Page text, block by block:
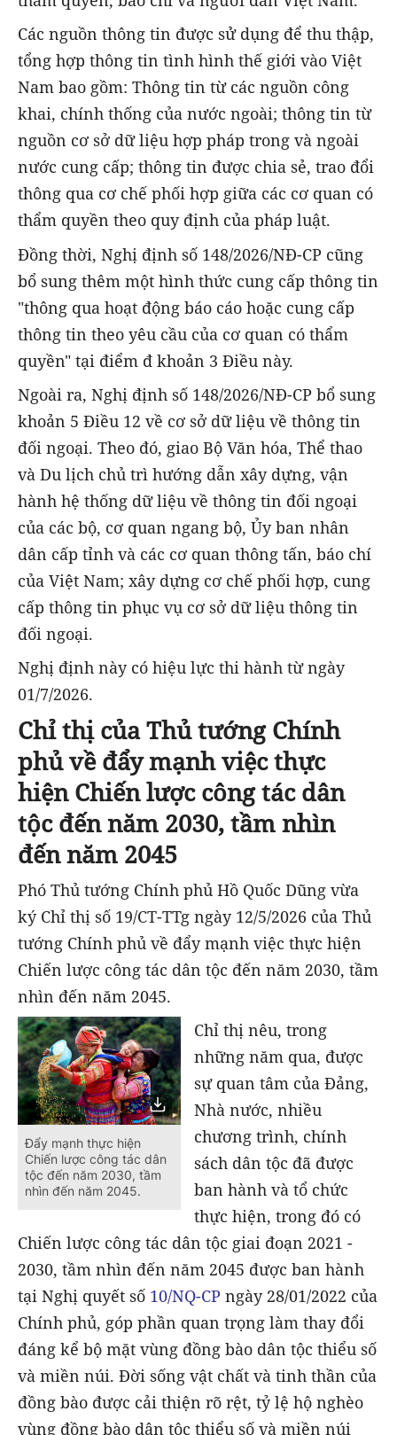
Các nguồn thông tin được sử dụng để thu thập,
tổng hợp thông tin tình hình thế giới vào Việt
Nam bao gồm: Thông tin từ các nguồn công
khai, chính thống của nước ngoài; thông tin từ
nguồn cơ sở dữ liệu hợp pháp trong và ngoài
nước cung cấp; thông tin được chia sẻ, trao đổi
thông qua cơ chế phối hợp giữa các cơ quan có
thẩm quyền theo quy định của pháp luật.
Đồng thời, Nghị định số 148/2026/NĐ-CP cũng
bổ sung thêm một hình thức cung cấp thông tin
"thông qua hoạt động báo cáo hoặc cung cấp
thông tin theo yêu cầu của cơ quan có thẩm
quyền" tại điểm đ khoản 3 Điều này.
Ngoài ra, Nghị định số 148/2026/NĐ-CP bổ sung
khoản 5 Điều 12 về cơ sở dữ liệu về thông tin
đối ngoại. Theo đó, giao Bộ Văn hóa, Thể thao
và Du lịch chủ trì hướng dẫn xây dựng, vận
hành hệ thống dữ liệu về thông tin đối ngoại
của các bộ, cơ quan ngang bộ, Ủy ban nhân
dân cấp tỉnh và các cơ quan thông tấn, báo chí
của Việt Nam; xây dựng cơ chế phối hợp, cung
cấp thông tin phục vụ cơ sở dữ liệu thông tin
đối ngoại.
Nghị định này có hiệu lực thi hành từ ngày
01/7/2026.
Chỉ thị của Thủ tướng Chính
phủ về đẩy mạnh việc thực
hiện Chiến lược công tác dân
tộc đến năm 2030, tầm nhìn
đến năm 2045
Phó Thủ tướng Chính phủ Hồ Quốc Dũng vừa
ký Chỉ thị số 19/CT-TTg ngày 12/5/2026 của Thủ
tướng Chính phủ về đẩy mạnh việc thực hiện
Chiến lược công tác dân tộc đến năm 2030, tầm
nhìn đến năm 2045.
Đẩy mạnh thực hiện
Chiến lược công tác dân
tộc đến năm 2030, tầm
nhìn đến năm 2045.
Chỉ thị nêu, trong
những năm qua, được
sự quan tâm của Đảng,
Nhà nước, nhiều
chương trình, chính
sách dân tộc đã được
ban hành và tổ chức
thực hiện, trong đó có
Chiến lược công tác dân tộc giai đoạn 2021 -
2030, tầm nhìn đến năm 2045 được ban hành
tại Nghị quyết số 10/NQ-CP ngày 28/01/2022 của
Chính phủ, góp phần quan trọng làm thay đổi
đáng kể bộ mặt vùng đồng bào dân tộc thiểu số
và miền núi. Đời sống vật chất và tinh thần của
đồng bào được cải thiện rõ rệt, tỷ lệ hộ nghèo
vùng đồng bào dân tộc thiểu số và miền núi